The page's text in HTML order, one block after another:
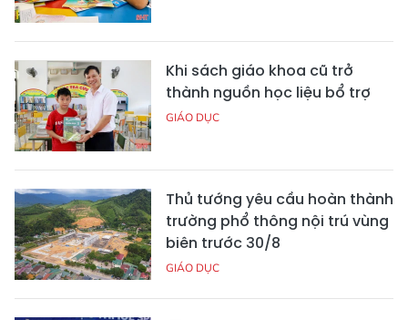
Khi sách giáo khoa cũ trở
thành nguồn học liệu bổ trợ
GIÁO DỤC
Thủ tướng yêu cầu hoàn thành
trường phổ thông nội trú vùng
biên trước 30/8
GIÁO DỤC